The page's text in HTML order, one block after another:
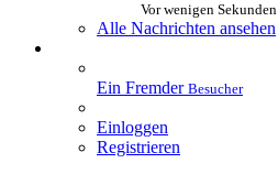
Vor wenigen Sekunden
Alle Nachrichten ansehen
Ein Fremder Besucher
Einloggen
Registrieren